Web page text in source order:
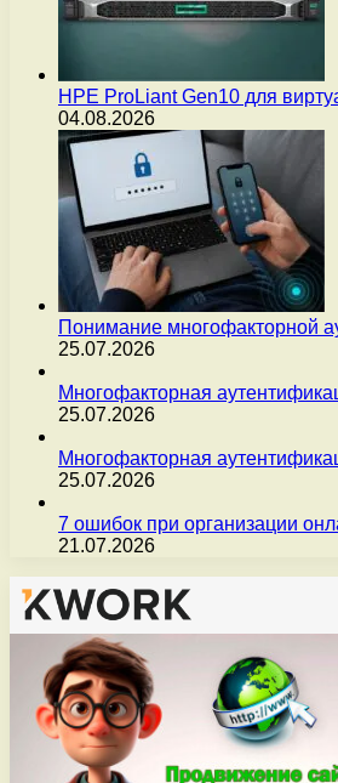
HPE ProLiant Gen10 для
04.08.2026
Понимание многофакторной
25.07.2026
Многофакторная
25.07.2026
Многофакторная
25.07.2026
7 ошибок при организации
21.07.2026